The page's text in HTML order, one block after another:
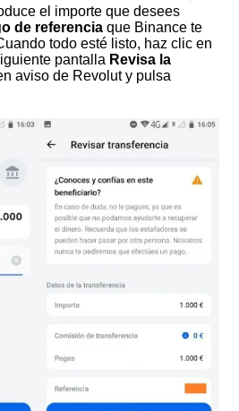
el importe que desees
de referencia que Binance te
todo esté listo, haz clic en
pantalla Revisa la
aviso de Revolut y pulsa